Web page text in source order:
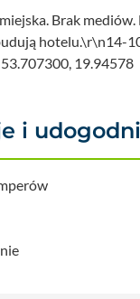
Brak mediów.
hotelu.\r\n14-
19.94578
i